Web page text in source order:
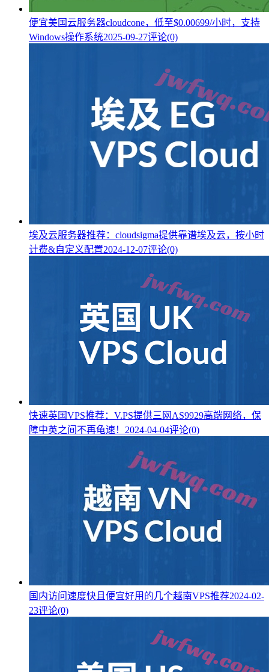
便宜美国云服务器cloudcone，低至$0.00699/小时，支持
Windows操作系统2025-09-27评论(0)
埃及云服务器推荐：cloudsigma提供靠谱埃及云，按小时
计费&自定义配置2024-12-07评论(0)
快速英国VPS推荐：V.PS提供三网AS9929高端网络，保
障中英之间不再龟速！ 2024-04-04评论(0)
国内访问速度快且便宜好用的几个越南VPS推荐2024-02-
23评论(0)